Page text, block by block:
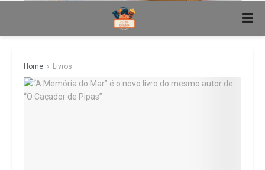
Home Livros